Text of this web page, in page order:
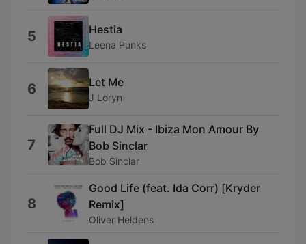
5 Hestia
Leena Punks
6 Let Me
J Loryn
7
Full DJ Mix - Ibiza Mon Amour By
Bob Sinclar
Bob Sinclar
8
Good Life (feat. Ida Corr) [Kryder
Remix]
Oliver Heldens